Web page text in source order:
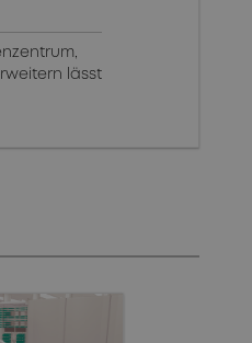
lässt